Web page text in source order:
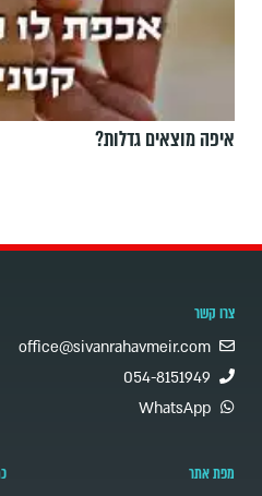
איפה מוצאים גדלות?
צרו קשר
office@sivanrahavmeir.com
054-8151949
WhatsApp
מפת אתר